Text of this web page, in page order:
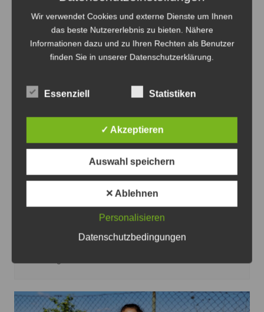
Rangers fort. Der letztjährige Tabellendritte der
Premiership tritt derzeit in der Qualifikation zur UEFA
Europa League an – Foto: JPH
Es steht fest: Daisuke Yokota verlässt
Hannover 96 ab sofort
Wir verwendet Cookies und externe Dienste um Ihnen
das beste Nutzererlebnis zu bieten. Nähere
Informationen dazu und zu Ihren Rechten als Benutzer
finden Sie in unserer Datenschutzerklärung.
Essenziell Statistiken
✓ Akzeptieren
Auswahl speichern
✕ Ablehnen
Personalisieren
Datenschutzbedingungen